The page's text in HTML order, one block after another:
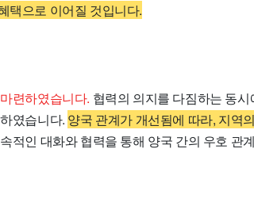
택으로 이어질 것입니다.
련하였습니다. 협력의 의지를 다짐하는 동시
였습니다. 양국 관계가 개선됨에 따라, 지역
적인 대화와 협력을 통해 양국 간의 우호 관